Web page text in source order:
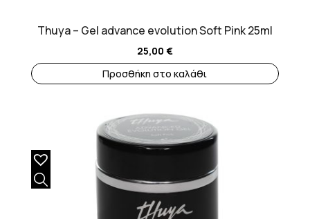
Thuya – Gel advance evolution Soft Pink 25ml
25,00 €
Προσθήκη στο καλάθι